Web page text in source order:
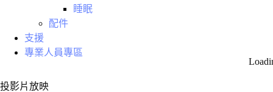
睡眠
配件
支援
專業人員專區
投影片放映